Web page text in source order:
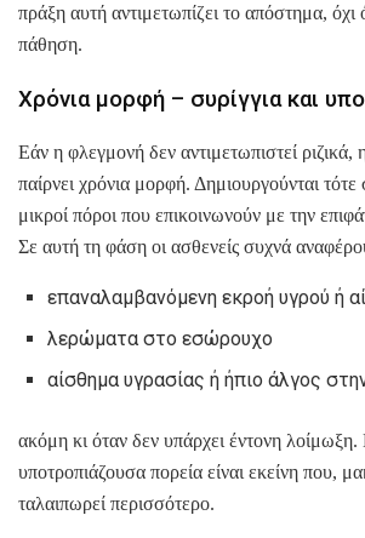
πράξη αυτή αντιμετωπίζει το απόστημα, όχι
πάθηση.
Χρόνια μορφή – συρίγγια και
Εάν η φλεγμονή δεν αντιμετωπιστεί
παίρνει χρόνια μορφή. Δημιουργούνται
μικροί πόροι που επικοινωνούν με την
Σε αυτή τη φάση οι ασθενείς συχνά
επαναλαμβανόμενη εκροή υγρού ή
λερώματα στο εσώρουχο
αίσθημα υγρασίας ή ήπιο άλγος
ακόμη κι όταν δεν υπάρχει έντονη λοίμωξη.
υποτροπιάζουσα πορεία είναι εκείνη που,
ταλαιπωρεί περισσότερο.